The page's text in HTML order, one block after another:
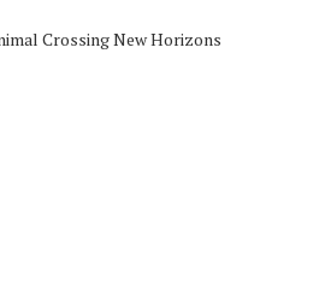
Crossing New Horizons